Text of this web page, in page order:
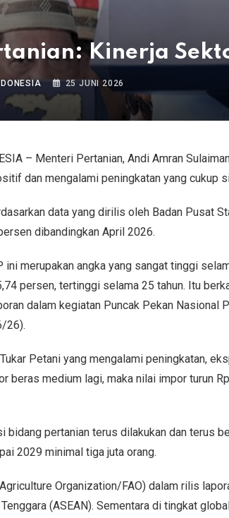
Kinerja
25 JUNI 2026
– Menteri Pertanian, Andi Amran
dan mengalami peningkatan yang cukup
data yang dirilis oleh Badan Pusat
dibandingkan April 2026.
merupakan angka yang sangat tinggi
persen, tertinggi selama 25 tahun. Itu
dalam kegiatan Puncak Pekan Nasional
26).
Petani yang mengalami peningkatan,
beras medium lagi, maka nilai impor turun
bidang pertanian terus dilakukan dan terus
2029 minimal tiga juta orang.
Organization/FAO) dalam rilis
(ASEAN). Sementara di tingkat